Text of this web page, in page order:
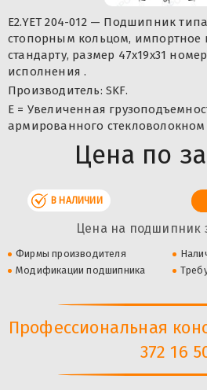
E2.YET 204-012 — Подшипник
стопорным кольцом, импортное
стандарту, размер 47x19x31
исполнения .
Производитель: SKF.
E = Увеличенная
армированного
Цена по
В НАЛИЧИИ
Цена на подшипник
Фирмы производителя
Модификации подшипника
Профессиональная
372 16